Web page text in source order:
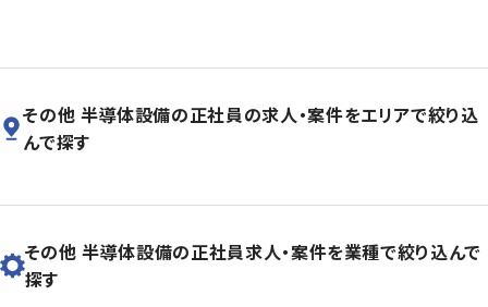
その他 半導体設備の正社員の求人・案件をエリアで絞り込
んで探す
その他 半導体設備の正社員求人・案件を業種で絞り込んで
探す